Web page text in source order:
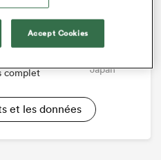
12
complet Japan
et les données
Accept Cookies